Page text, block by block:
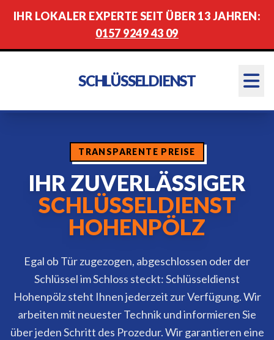
IHR LOKALER EXPERTE SEIT ÜBER 13 JAHREN:
0157 9249 43 09
SCHLÜSSELDIENST
TRANSPARENTE PREISE
IHR ZUVERLÄSSIGER
SCHLÜSSELDIENST
HOHENPÖLZ
Egal ob Tür zugezogen, abgeschlossen oder der
Schlüssel im Schloss steckt: Schlüsseldienst
Hohenpölz steht Ihnen jederzeit zur Verfügung. Wir
arbeiten mit neuester Technik und informieren Sie
über jeden Schritt des Prozedur. Wir garantieren eine